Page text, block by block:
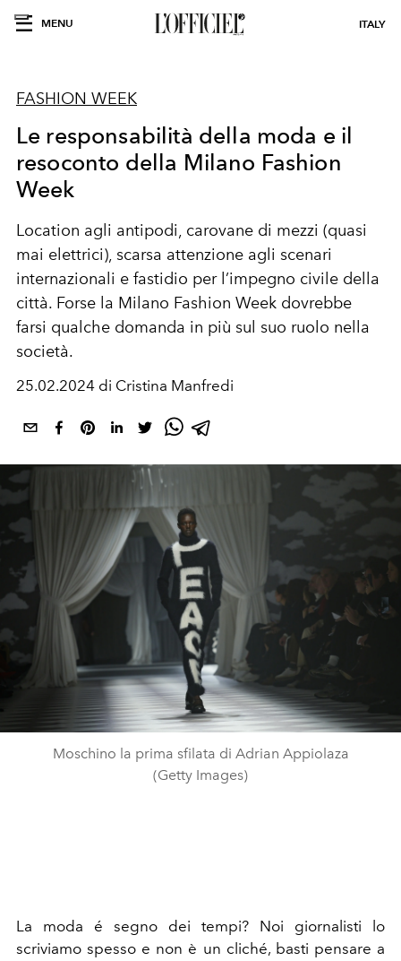
MENU ITALY
FASHION WEEK
Le responsabilità della moda e il
resoconto della Milano Fashion
Week
Location agli antipodi, carovane di mezzi (quasi
mai elettrici), scarsa attenzione agli scenari
internazionali e fastidio per l’impegno civile della
città. Forse la Milano Fashion Week dovrebbe
farsi qualche domanda in più sul suo ruolo nella
società.
25.02.2024 di Cristina Manfredi
Moschino la prima sfilata di Adrian Appiolaza
(Getty Images)
La moda é segno dei tempi? Noi giornalisti lo
scriviamo spesso e non è un cliché, basti pensare a